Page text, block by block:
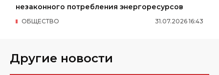
незаконного потребления энергоресурсов
31.07.2026 16:43
ОБЩЕСТВО
Другие новости